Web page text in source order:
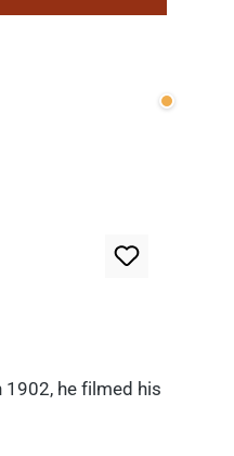
Wenige
he filmed his